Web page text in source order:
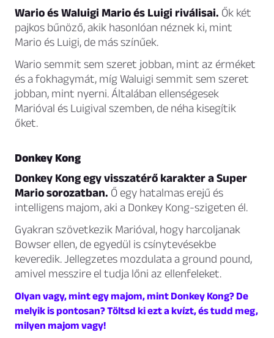
Wario és Waluigi Mario és Luigi riválisai. Ők két
pajkos bűnöző, akik hasonlóan néznek ki, mint
Mario és Luigi, de más színűek.
Wario semmit sem szeret jobban, mint az érméket
és a fokhagymát, míg Waluigi semmit sem szeret
jobban, mint nyerni. Általában ellenségesek
Marióval és Luigival szemben, de néha kisegítik
őket.
Donkey Kong
Donkey Kong egy visszatérő karakter a Super
Mario sorozatban. Ő egy hatalmas erejű és
intelligens majom, aki a Donkey Kong-szigeten él.
Gyakran szövetkezik Marióval, hogy harcoljanak
Bowser ellen, de egyedül is csínytevésekbe
keveredik. Jellegzetes mozdulata a ground pound,
amivel messzire el tudja lőni az ellenfeleket.
Olyan vagy, mint egy majom, mint Donkey Kong? De
melyik is pontosan? Töltsd ki ezt a kvízt, és tudd meg,
milyen majom vagy!